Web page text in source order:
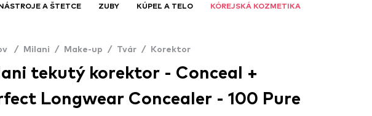
NÁSTROJE A ŠTETCE ZUBY KÚPEĽ A TELO KÓREJSKÁ KOZMETIKA
/ Milani / Make-up / Tvár / Korektor
tekutý korektor - Conceal +
Longwear Concealer - 100 Pure